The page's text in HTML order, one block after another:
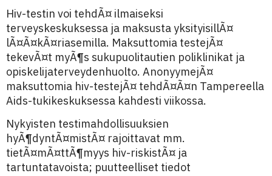
Hiv-testin voi tehdÃ¤ ilmaiseksi
terveyskeskuksessa ja maksusta yksityisillÃ¤
lÃ¤Ã¤kÃ¤riasemilla. Maksuttomia testejÃ¤
tekevÃ¤t myÃ¶s sukupuolitautien poliklinikat ja
opiskelijaterveydenhuolto. AnonyymejÃ¤
maksuttomia hiv-testejÃ¤ tehdÃ¤Ã¤n Tampereella
Aids-tukikeskuksessa kahdesti viikossa.
Nykyisten testimahdollisuuksien
hyÃ¶dyntÃ¤mistÃ¤ rajoittavat mm.
tietÃ¤mÃ¤ttÃ¶myys hiv-riskistÃ¤ ja
tartuntatavoista; puutteelliset tiedot